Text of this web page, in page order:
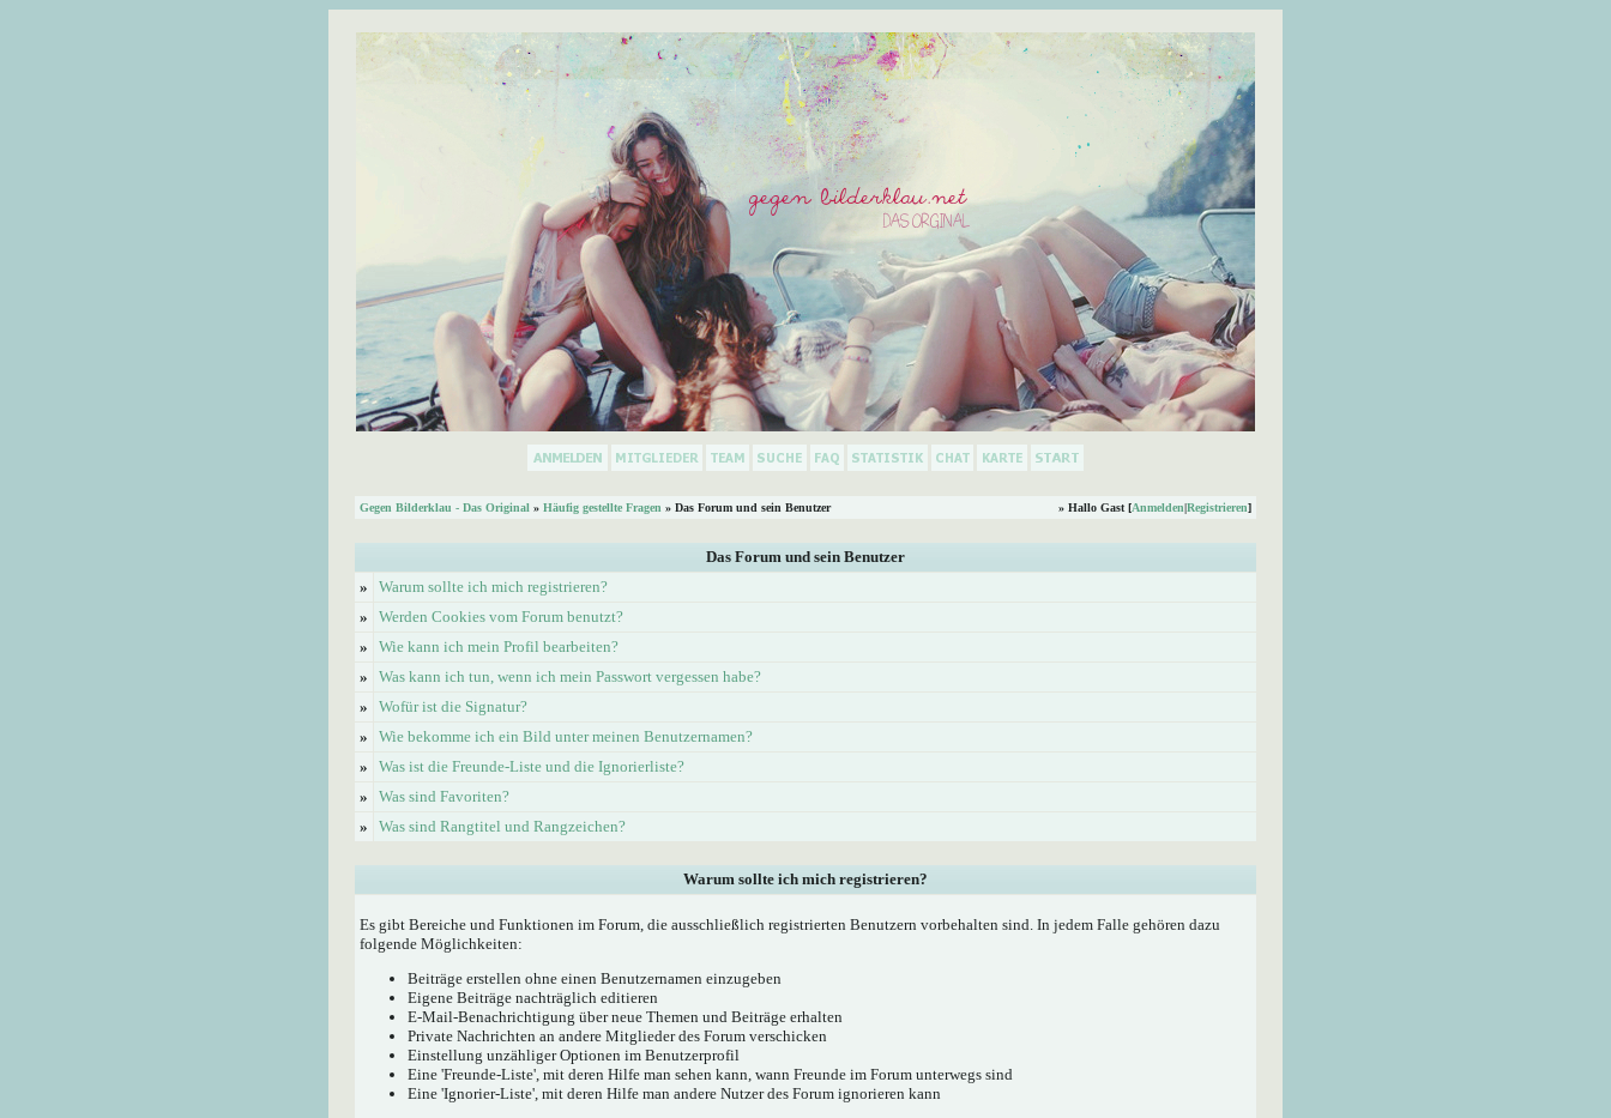
Gegen Bilderklau - Das Original » Häufig gestellte Fragen » Das Forum und sein Benutzer » Hallo Gast [Anmelden|Registrieren]
Das Forum und sein Benutzer
»
Warum sollte ich mich registrieren?
»
Werden Cookies vom Forum benutzt?
»
Wie kann ich mein Profil bearbeiten?
»
Was kann ich tun, wenn ich mein Passwort vergessen habe?
»
Wofür ist die Signatur?
»
Wie bekomme ich ein Bild unter meinen Benutzernamen?
»
Was ist die Freunde-Liste und die Ignorierliste?
»
Was sind Favoriten?
»
Was sind Rangtitel und Rangzeichen?
Warum sollte ich mich registrieren?
Es gibt Bereiche und Funktionen im Forum, die ausschließlich registrierten Benutzern vorbehalten sind. In jedem Falle gehören dazu
folgende Möglichkeiten:
Beiträge erstellen ohne einen Benutzernamen einzugeben
Eigene Beiträge nachträglich editieren
E-Mail-Benachrichtigung über neue Themen und Beiträge erhalten
Private Nachrichten an andere Mitglieder des Forum verschicken
Einstellung unzähliger Optionen im Benutzerprofil
Eine 'Freunde-Liste', mit deren Hilfe man sehen kann, wann Freunde im Forum unterwegs sind
Eine 'Ignorier-Liste', mit deren Hilfe man andere Nutzer des Forum ignorieren kann